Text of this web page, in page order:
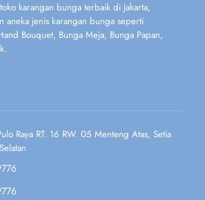
karangan bunga terbaik di Jakarta,
aneka jenis karangan bunga seperti
Bouquet, Bunga Meja, Bunga Papan,
Raya RT. 16 RW. 05 Menteng Atas, Setia